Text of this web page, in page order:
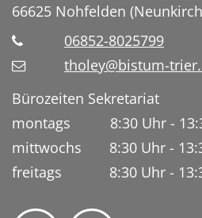
66625 Nohfelden
06852-8025799
tholey@bistum-
Bürozeiten Sekretariat
montags 8:30 Uhr -
mittwochs 8:30 Uhr -
freitags 8:30 Uhr -